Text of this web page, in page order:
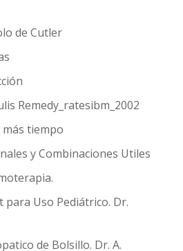
de Cutler
Remedy_ratesibm_2002
más tiempo
y Combinaciones Utiles
para Uso Pediátrico. Dr.
de Bolsillo. Dr. A.